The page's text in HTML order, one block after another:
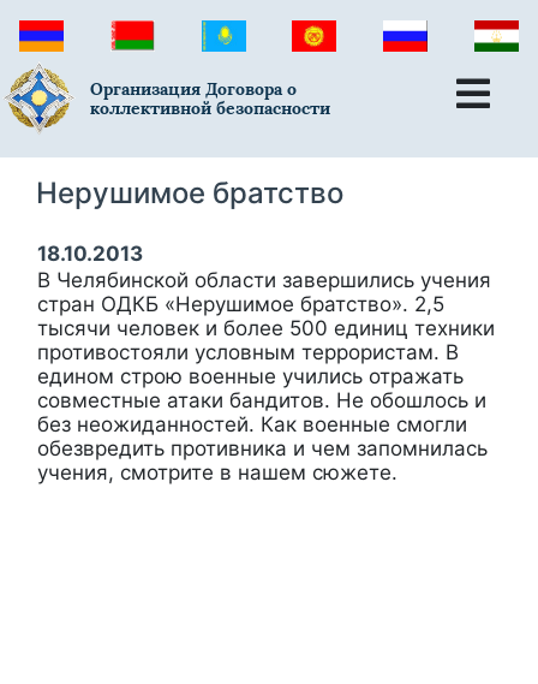
Организация Договора о
коллективной безопасности
Нерушимое братство
18.10.2013
В Челябинской области завершились учения
стран ОДКБ «Нерушимое братство». 2,5
тысячи человек и более 500 единиц техники
противостояли условным террористам. В
едином строю военные учились отражать
совместные атаки бандитов. Не обошлось и
без неожиданностей. Как военные смогли
обезвредить противника и чем запомнилась
учения, смотрите в нашем сюжете.